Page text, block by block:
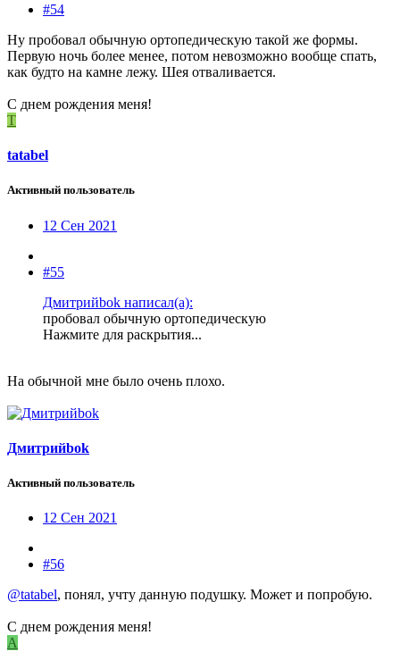
#54
Ну пробовал обычную ортопедическую такой же формы.
Первую ночь более менее, потом невозможно вообще спать,
как будто на камне лежу. Шея отваливается.
С днем рождения меня!
T
tatabel
Активный пользователь
12 Сен 2021
#55
Дмитрийbok написал(а):
пробовал обычную ортопедическую
Нажмите для раскрытия...
На обычной мне было очень плохо.
Дмитрийbok
Активный пользователь
12 Сен 2021
#56
@tatabel, понял, учту данную подушку. Может и попробую.
С днем рождения меня!
А